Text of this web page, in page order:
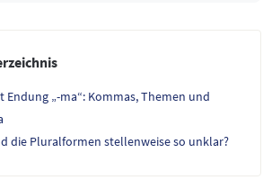
Endung „-ma“: Kommas, Themen und
die Pluralformen stellenweise so unklar?